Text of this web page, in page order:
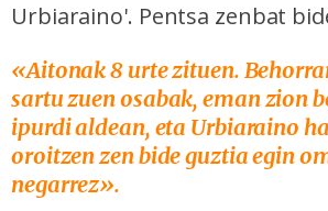
Urbiaraino'. Pentsa zenbat
«Aitonak 8 urte zituen.
sartu zuen osabak, eman zion
ipurdi aldean, eta Urbiaraino
oroitzen zen bide guztia egin
negarrez».